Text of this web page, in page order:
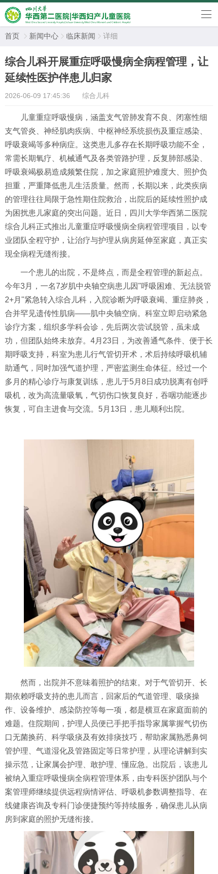
首页  新闻中心  临床新闻  详细
综合儿科开展重症呼吸慢病全病程管理，让
延续性医护伴患儿归家
2026-06-09 17:45:36 综合儿科
儿童重症呼吸慢病，涵盖支气管肺发育不良、闭塞性细
支气管炎、神经肌肉疾病、中枢神经系统损伤及重症感染、
呼吸衰竭等多种病症。这类患儿多存在长期呼吸功能不全，
常需长期氧疗、机械通气及各类管路护理，反复肺部感染、
呼吸衰竭极易造成频繁住院，加之家庭照护难度大、照护负
担重，严重降低患儿生活质量。然而，长期以来，此类疾病
的管理往往局限于急性期住院救治，出院后的延续性照护成
为困扰患儿家庭的突出问题。近日，四川大学华西第二医院
综合儿科正式推出儿童重症呼吸慢病全病程管理项目，以专
业团队全程守护，让治疗与护理从病房延伸至家庭，真正实
现全病程无缝衔接。
一个患儿的出院，不是终点，而是全程管理的新起点。
今年3月，一名7岁肌中央轴空病患儿因"呼吸困难、无法脱管
2+月"紧急转入综合儿科，入院诊断为呼吸衰竭、重症肺炎，
合并罕见遗传性肌病——肌中央轴空病。科室立即启动紧急
诊疗方案，组织多学科会诊，先后两次尝试脱管，虽未成
功，但团队始终未放弃。4月23日，为改善通气条件、便于长
期呼吸支持，科室为患儿行气管切开术，术后持续呼吸机辅
助通气，同时加强气道护理，严密监测生命体征。经过一个
多月的精心诊疗与康复训练，患儿于5月8日成功脱离有创呼
吸机，改为高流量吸氧，气切伤口恢复良好，吞咽功能逐步
恢复，可自主进食与交流。5月13日，患儿顺利出院。
然而，出院并不意味着照护的结束。对于气管切开、长
期依赖呼吸支持的患儿而言，回家后的气道管理、吸痰操
作、设备维护、感染防控等每一项，都是横亘在家庭面前的
难题。住院期间，护理人员便已手把手指导家属掌握气切伤
口无菌换药、科学吸痰及有效排痰技巧，帮助家属熟悉鼻饲
管护理、气道湿化及管路固定等日常护理，从理论讲解到实
操示范，让家属会护理、敢护理、懂应急。出院后，该患儿
被纳入重症呼吸慢病全病程管理体系，由专科医护团队与个
案管理师继续提供远程病情评估、呼吸机参数调整指导、在
线健康咨询及专科门诊便捷预约等持续服务，确保患儿从病
房到家庭的照护无缝衔接。